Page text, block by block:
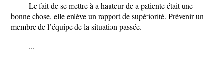
Le fait de se mettre à a hauteur de a patiente était une
bonne chose, elle enlève un rapport de supériorité. Prévenir un
membre de l’équipe de la situation passée.
...